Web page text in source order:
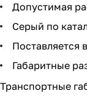
Допустимая
Серый по
Поставляется
Габаритные
Транспортные